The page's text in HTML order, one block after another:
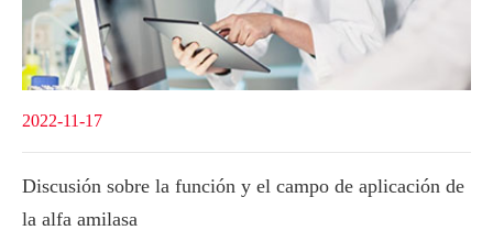
2022-11-17
Discusión sobre la función y el campo de aplicación de
la alfa amilasa